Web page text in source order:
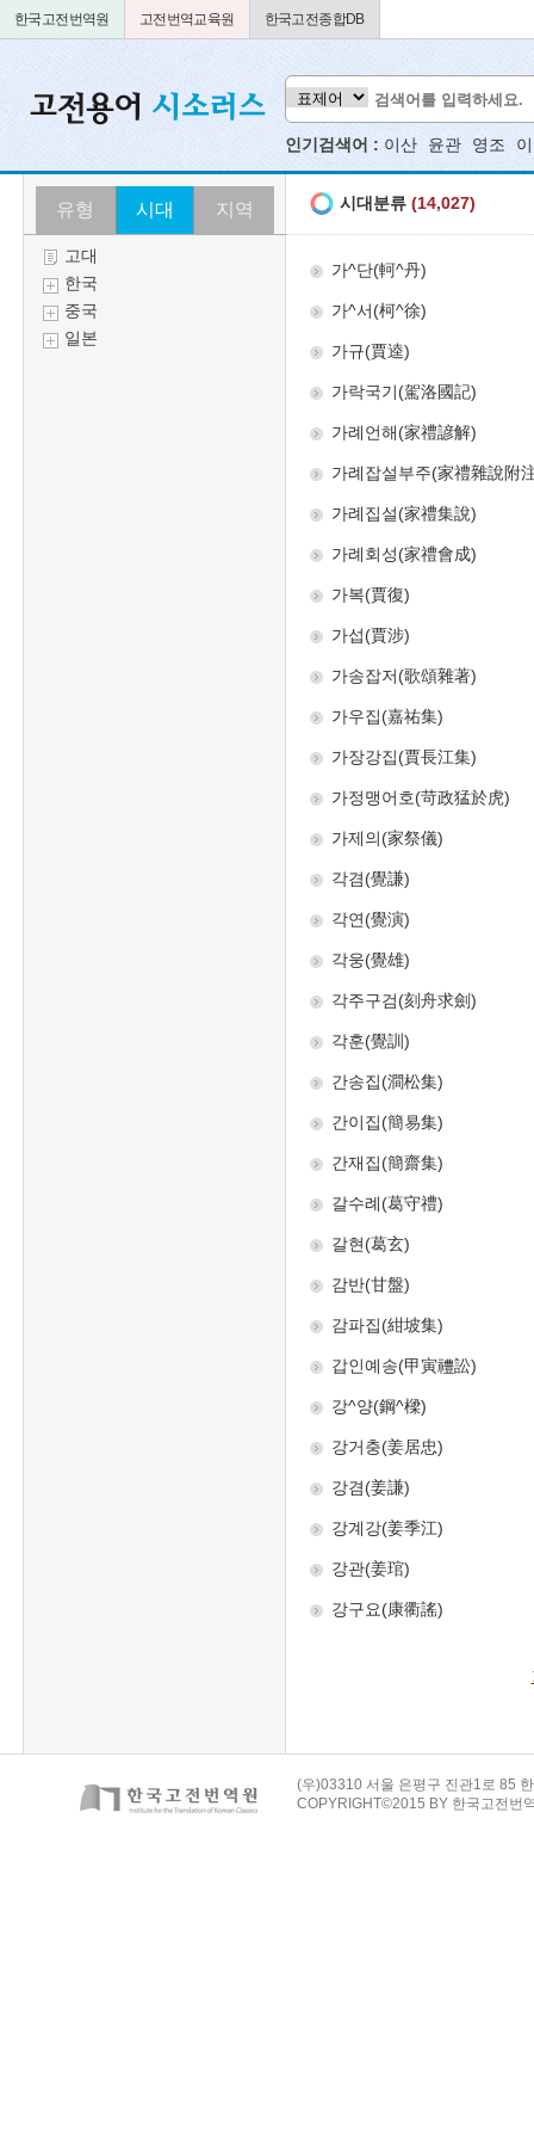
한국고전번역원 고전번역교육원 한국고전종합DB
인기검색어 : 이산 윤관 영조
유형 시대 지역
고대
한국
중국
일본
(우)03310 서울 은평구 진관1로 85
COPYRIGHT©2015 BY 한국고전번